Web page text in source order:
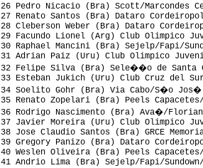
26 Pedro Nicacio (Bra) Scott/
27 Renato Santos (Bra) Dataro
28 Cleberson Weber (Bra) Dataro
29 Facundo Lionel (Arg) Club
30 Raphael Mancini (Bra) Sejelp/Fapi/
31 Adrian Paiz (Uru)
32 Felipe Silva (Bra)
33 Esteban Jukich
34 Soelito Gohr (Bra) Via
35 Renato Zopelari (Bra) Peels
36 Rodrigo Nascimento (Bra)
37 Javier Moreira (Uru)
38 Jose Claudio Santos (Bra)
39 Gregory Panizo
40 Weslen Oliveira (Bra) Peels
41 Andrio Lima (Bra) Sejelp/Fapi/